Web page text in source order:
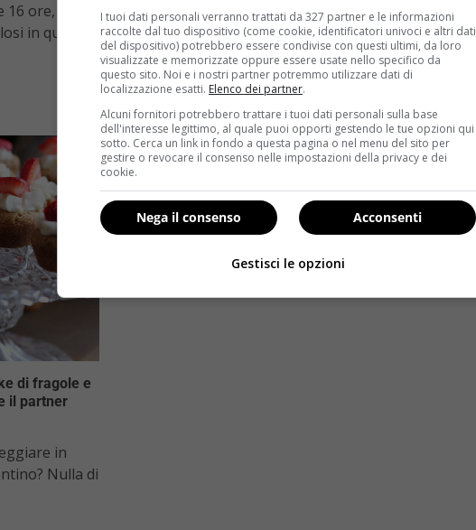
ore, ma
in questo
Avviata la fase di vaccinazione degli over 80, una
tappa importante nella cosiddetta fase I del
processo...
Read More
di fragole e
il partner
in
Nulla di
I tuoi dati personali verranno trattati da 327 partner e le informazioni
raccolte dal tuo dispositivo (come cookie, identificatori univoci e altri dati
del dispositivo) potrebbero essere condivise con questi ultimi, da loro
visualizzate e memorizzate oppure essere usate nello specifico da
questo sito. Noi e i nostri partner potremmo utilizzare dati di
localizzazione esatti. Elenco dei partner.
Alcuni fornitori potrebbero trattare i tuoi dati personali sulla base
dell'interesse legittimo, al quale puoi opporti gestendo le tue opzioni qui
sotto. Cerca un link in fondo a questa pagina o nel menu del sito per
gestire o revocare il consenso nelle impostazioni della privacy e dei
cookie.
Acconsenti
Nega il consenso
Gestisci le opzioni